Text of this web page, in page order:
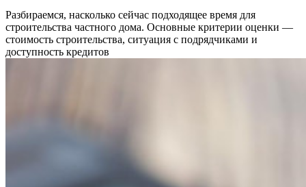
Разбираемся, насколько сейчас подходящее время для
строительства частного дома. Основные критерии оценки —
стоимость строительства, ситуация с подрядчиками и
доступность кредитов